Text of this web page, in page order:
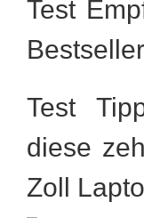
Test
Test
diese
Zoll